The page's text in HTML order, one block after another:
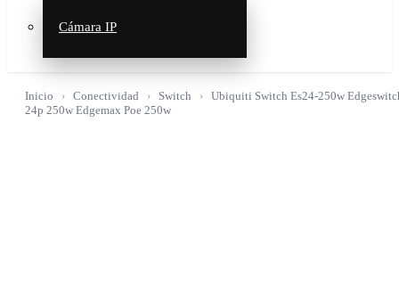
Cámara IP
Inicio Conectividad Switch
Ubiquiti Switch Es24-250w
24p 250w Edgemax Poe 250w